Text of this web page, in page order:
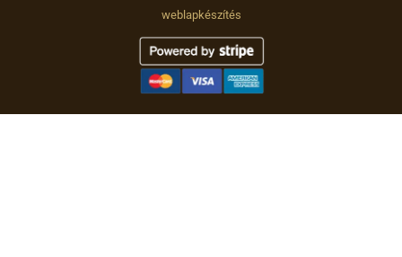
weblapkészítés